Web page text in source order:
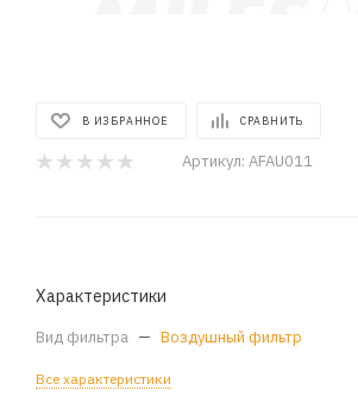
В ИЗБРАННОЕ СРАВНИТЬ
Артикул: AFAU011
Характеристики
Вид фильтра — Воздушный фильтр
Все характеристики